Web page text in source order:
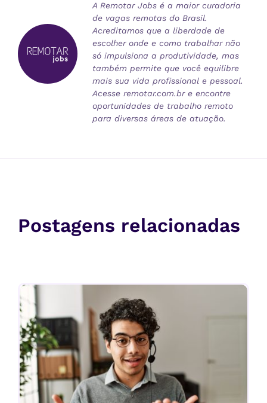
A Remotar Jobs é a maior curadoria
de vagas remotas do Brasil.
Acreditamos que a liberdade de
escolher onde e como trabalhar não
só impulsiona a produtividade, mas
também permite que você equilibre
mais sua vida profissional e pessoal.
Acesse remotar.com.br e encontre
oportunidades de trabalho remoto
para diversas áreas de atuação.
Postagens relacionadas